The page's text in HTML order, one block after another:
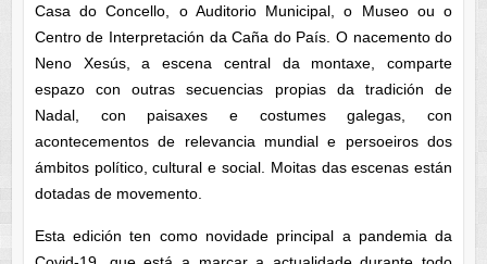
Casa do Concello, o Auditorio Municipal, o Museo ou o
Centro de Interpretación da Caña do País. O nacemento do
Neno Xesús, a escena central da montaxe, comparte
espazo con outras secuencias propias da tradición de
Nadal, con paisaxes e costumes galegas, con
acontecementos de relevancia mundial e persoeiros dos
ámbitos político, cultural e social. Moitas das escenas están
dotadas de movemento.
Esta edición ten como novidade principal a pandemia da